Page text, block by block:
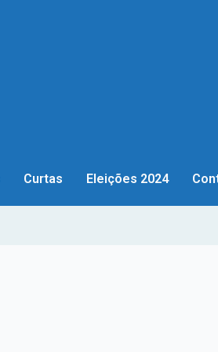
Curtas Eleições 2024